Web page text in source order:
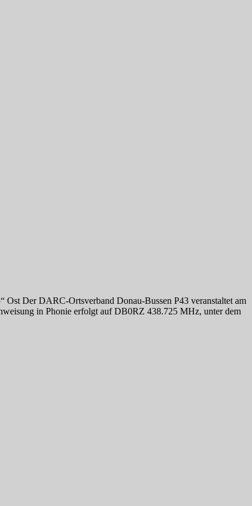
Der DARC-Ortsverband Donau-Bussen P43 veranstaltet am
in Phonie erfolgt auf DB0RZ 438.725 MHz, unter dem